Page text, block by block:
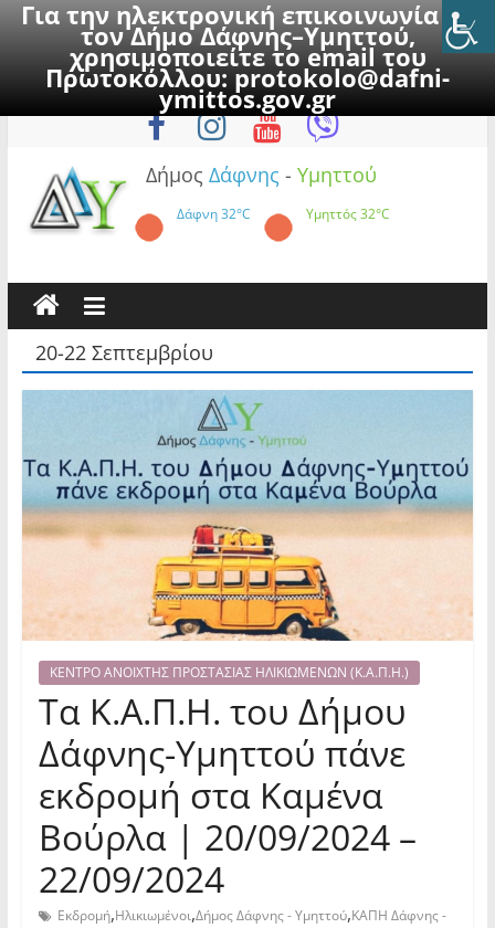
Για την ηλεκτρονική επικοινωνία με
τον Δήμο Δάφνης–Υμηττού,
χρησιμοποιείτε το email του
Πρωτοκόλλου:protokolo@dafni-
ymittos.gov.gr
to
Κυριακή, 9 Αυγούστου 2026
Δήμος Δάφνης - Υμηττού
Δάφνη32°C Υμηττός32°C
20-22 Σεπτεμβρίου
ΚΕΝΤΡΟ ΑΝΟΙΧΤΗΣ ΠΡΟΣΤΑΣΙΑΣ ΗΛΙΚΙΩΜΕΝΩΝ (Κ.Α.Π.Η.)
Τα Κ.Α.Π.Η. του Δήμου
Δάφνης-Υμηττού πάνε
εκδρομή στα Καμένα
Βούρλα | 20/09/2024 –
22/09/2024
Εκδρομή,Ηλικιωμένοι,Δήμος Δάφνης - Υμηττού,ΚΑΠΗ Δάφνης -